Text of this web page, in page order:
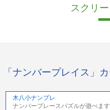
スクリ
「ナンバープレイス」
木八小ナンプレ
ナンバープレースパズルが遊べま